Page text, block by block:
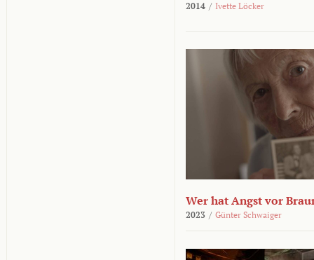
2014 / Ivette Löcker
Wer hat Angst vor
2023 / Günter Schwaiger